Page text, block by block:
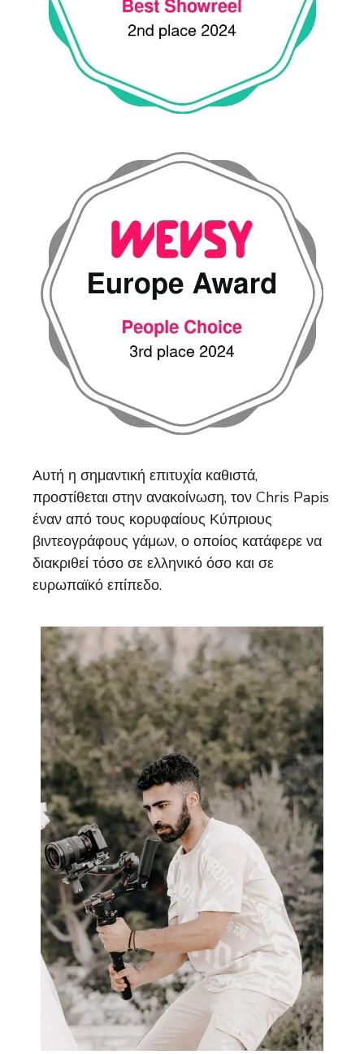
Αυτή η σημαντική επιτυχία καθιστά,
προστίθεται στην ανακοίνωση, τον Chris Papis
έναν από τους κορυφαίους Κύπριους
βιντεογράφους γάμων, ο οποίος κατάφερε να
διακριθεί τόσο σε ελληνικό όσο και σε
ευρωπαϊκό επίπεδο.